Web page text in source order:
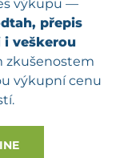
výkupu —
přepis
veškerou
zkušenostem
výkupní cenu